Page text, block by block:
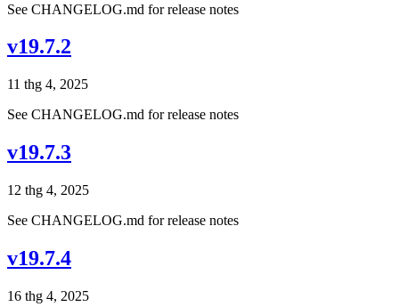
See CHANGELOG.md for release notes
v19.7.2
11 thg 4, 2025
See CHANGELOG.md for release notes
v19.7.3
12 thg 4, 2025
See CHANGELOG.md for release notes
v19.7.4
16 thg 4, 2025